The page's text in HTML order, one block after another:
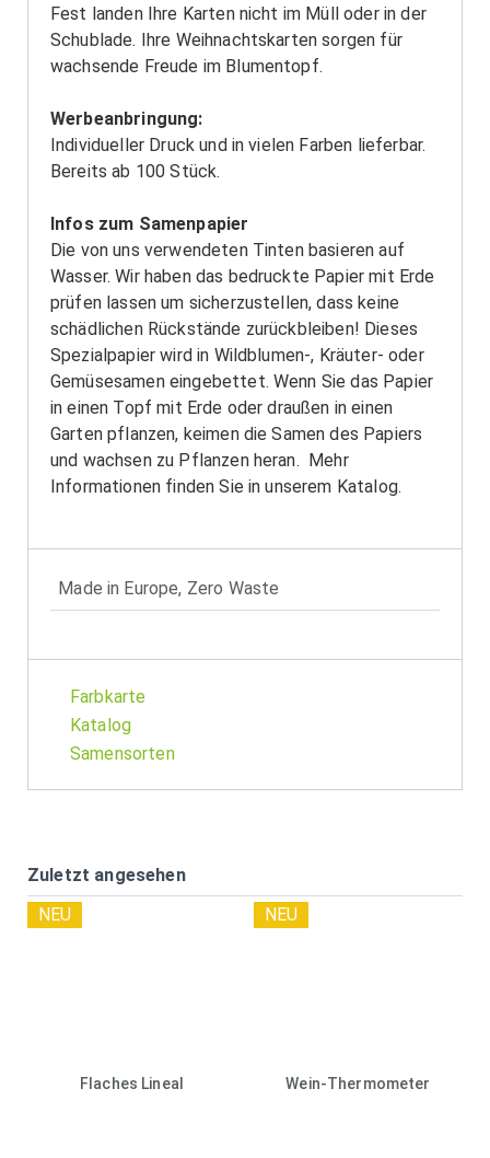
Fest landen Ihre Karten nicht im Müll oder in der
Schublade. Ihre Weihnachtskarten sorgen für
wachsende Freude im Blumentopf.
Werbeanbringung:
Individueller Druck und in vielen Farben lieferbar.
Bereits ab 100 Stück.
Infos zum Samenpapier
Die von uns verwendeten Tinten basieren auf
Wasser. Wir haben das bedruckte Papier mit Erde
prüfen lassen um sicherzustellen, dass keine
schädlichen Rückstände zurückbleiben! Dieses
Spezialpapier wird in Wildblumen-, Kräuter- oder
Gemüsesamen eingebettet. Wenn Sie das Papier
in einen Topf mit Erde oder draußen in einen
Garten pflanzen, keimen die Samen des Papiers
und wachsen zu Pflanzen heran. Mehr
Informationen finden Sie in unserem Katalog.
Made in Europe, Zero Waste
Farbkarte
Katalog
Samensorten
Zuletzt angesehen
Flaches Lineal
NEU
Wein-Thermometer
NEU